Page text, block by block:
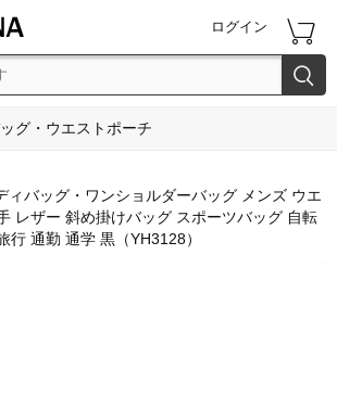
ログイン 

グ・ウエストポーチ
ィバッグ・ワンショルダーバッグ メンズ ウエ
レザー 斜め掛けバッグ スポーツバッグ 自転
行 通勤 通学 黒（YH3128）